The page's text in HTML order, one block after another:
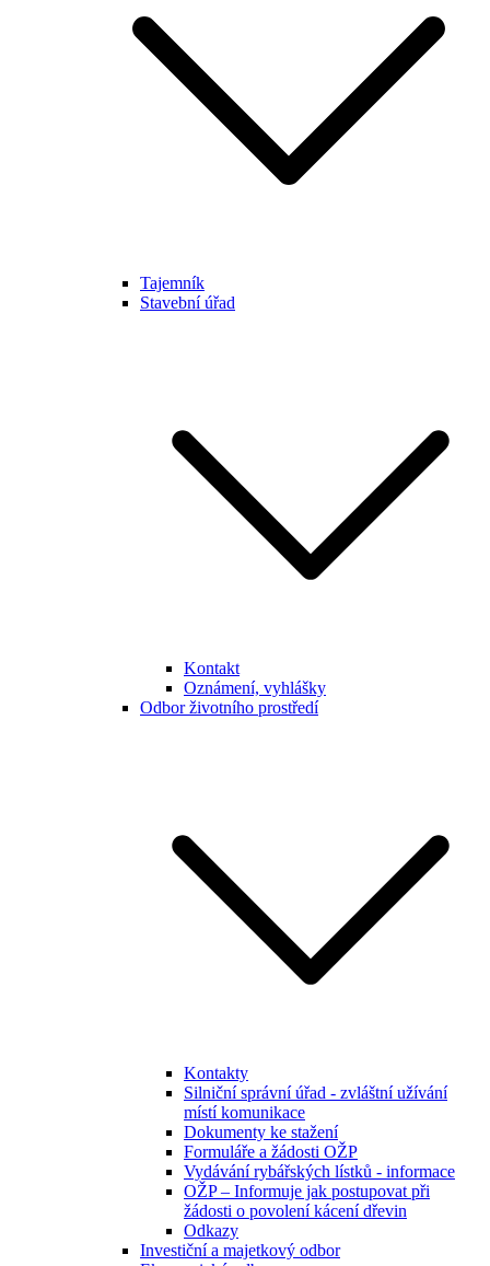
Tajemník
Stavební úřad
Kontakt
Oznámení, vyhlášky
Odbor životního prostředí
Kontakty
Silniční správní úřad - zvláštní užívání
místí komunikace
Dokumenty ke stažení
Formuláře a žádosti OŽP
Vydávání rybářských lístků - informace
OŽP – Informuje jak postupovat při
žádosti o povolení kácení dřevin
Odkazy
Investiční a majetkový odbor